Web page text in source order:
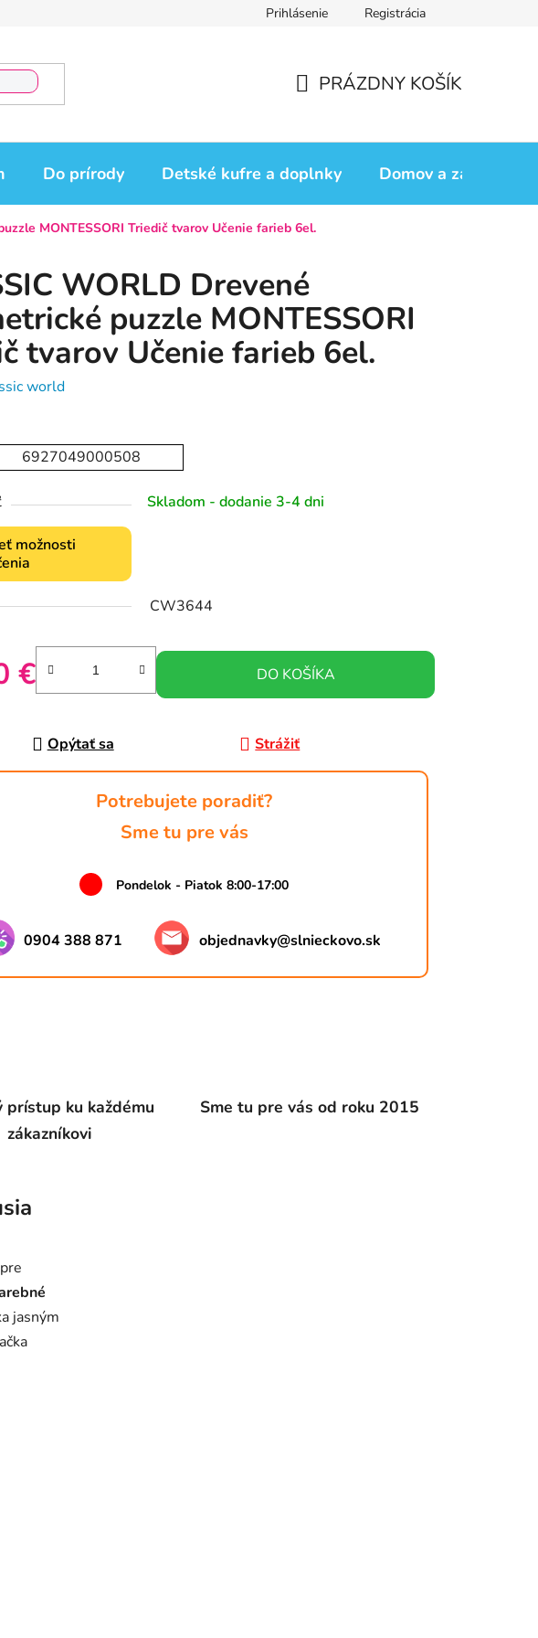
Vrátenie tovaru Obchodné podmienky
Prihlásenie Registrácia
KOŠÍK
PRÁZDNY KOŠÍK
Do prírody Detské kufre a doplnky Domov a záhrada
MONTESSORI Triedič tvarov Učenie farieb 6el.
WORLD Drevené
puzzle MONTESSORI
tvarov Učenie farieb 6el.
world
6927049000508
Skladom - dodanie 3-4 dni
možnosti
CW3644
€ DO KOŠÍKA
Opýtať sa Strážiť
Potrebujete poradiť?
Sme tu pre vás
Pondelok - Piatok 8:00-17:00
0904 388 871 objednavky@slnieckovo.sk
prístup ku každému
zákazníkovi
Sme tu pre vás od roku 2015
jasným